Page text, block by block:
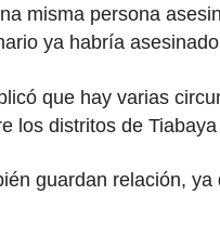
misma persona
ya habría
que hay varias
los distritos de
guardan relación,